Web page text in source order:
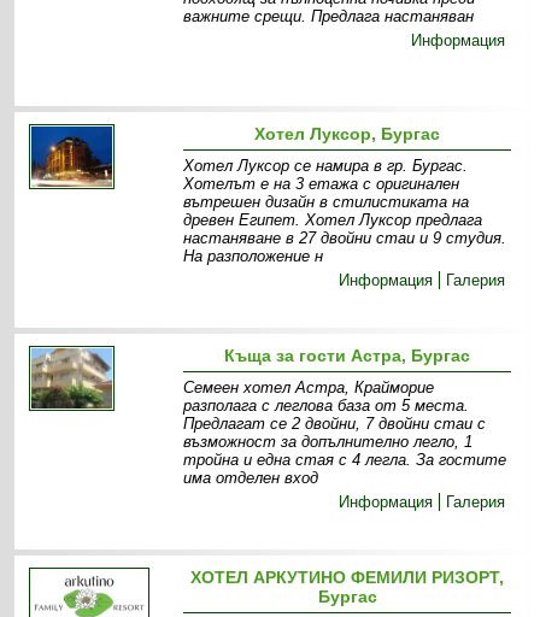
важните срещи. Предлага настаняван
Информация
Хотел Луксор, Бургас
Хотел Луксор се намира в гр. Бургас.
Хотелът е на 3 етажа с оригинален
вътрешен дизайн в стилистиката на
древен Египет. Хотел Луксор предлага
настаняване в 27 двойни стаи и 9 студия.
На разположение н
Информация
Галерия
Къща за гости Астра, Бургас
Семеен хотел Астра, Крайморие
разполага с леглова база от 5 места.
Предлагат се 2 двойни, 7 двойни стаи с
възможност за допълнително легло, 1
тройна и една стая с 4 легла. За гостите
има отделен вход
Информация
Галерия
ХОТЕЛ АРКУТИНО ФЕМИЛИ РИЗОРТ,
Бургас